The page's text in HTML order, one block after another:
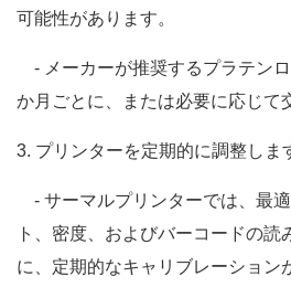
可能性があります。
- メーカーが推奨するプラテン
か月ごとに、または必要に応じて
3. プリンターを定期的に調整しま
- サーマルプリンターでは、最
ト、密度、およびバーコードの読
に、定期的なキャリブレーション